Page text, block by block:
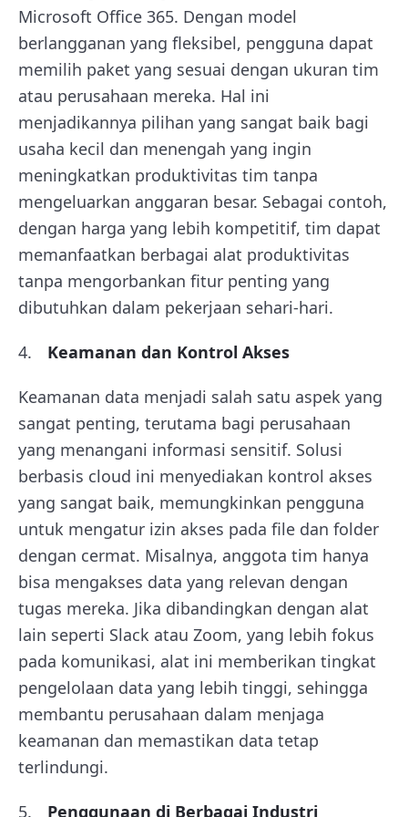
Microsoft Office 365. Dengan model
berlangganan yang fleksibel, pengguna dapat
memilih paket yang sesuai dengan ukuran tim
atau perusahaan mereka. Hal ini
menjadikannya pilihan yang sangat baik bagi
usaha kecil dan menengah yang ingin
meningkatkan produktivitas tim tanpa
mengeluarkan anggaran besar. Sebagai contoh,
dengan harga yang lebih kompetitif, tim dapat
memanfaatkan berbagai alat produktivitas
tanpa mengorbankan fitur penting yang
dibutuhkan dalam pekerjaan sehari-hari.
Keamanan dan Kontrol Akses
Keamanan data menjadi salah satu aspek yang
sangat penting, terutama bagi perusahaan
yang menangani informasi sensitif. Solusi
berbasis cloud ini menyediakan kontrol akses
yang sangat baik, memungkinkan pengguna
untuk mengatur izin akses pada file dan folder
dengan cermat. Misalnya, anggota tim hanya
bisa mengakses data yang relevan dengan
tugas mereka. Jika dibandingkan dengan alat
lain seperti Slack atau Zoom, yang lebih fokus
pada komunikasi, alat ini memberikan tingkat
pengelolaan data yang lebih tinggi, sehingga
membantu perusahaan dalam menjaga
keamanan dan memastikan data tetap
terlindungi.
Penggunaan di Berbagai Industri